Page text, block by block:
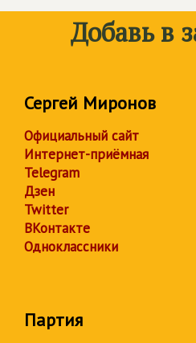
Добавь в
Сергей Миронов
Официальный сайт
Интернет-приёмная
Telegram
Дзен
Twitter
ВКонтакте
Одноклассники
Партия